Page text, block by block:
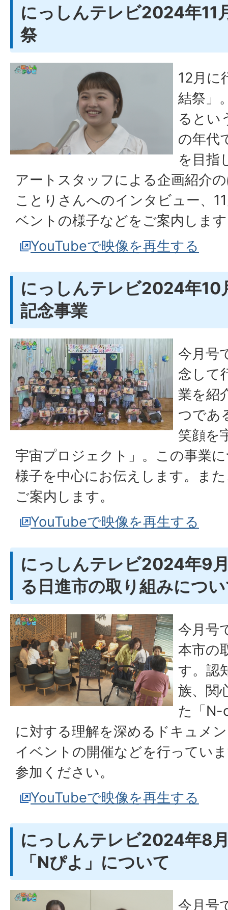
にっしんテレビ2024年11
祭
12月に
結祭」
るとい
の年代
を目指
アートスタッフによる企画紹介
ことりさんへのインタビュー、
ベントの様子などをご案内しま
YouTubeで映像を再生する
にっしんテレビ2024年10
記念事業
今月号
念して
業を紹
つであ
笑顔を
宇宙プロジェクト」。この事業
様子を中心にお伝えします。ま
ご案内します。
YouTubeで映像を再生する
にっしんテレビ2024年9
る日進市の取り組みにつ
今月号
本市の
す。認
族、関
た「N-
に対する理解を深めるドキュメ
イベントの開催などを行ってい
参加ください。
YouTubeで映像を再生する
にっしんテレビ2024年8
「Nぴよ」について
今月号